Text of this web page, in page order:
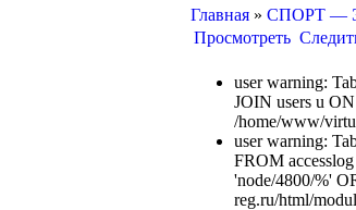
Главная » СПОРТ —
Просмотреть
user warning:
JOIN users u
/home/www/
user warning:
FROM
'node/4800/%'
reg.ru/html/